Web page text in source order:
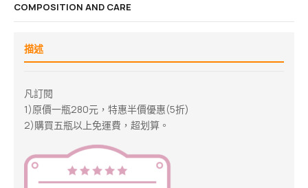
COMPOSITION AND CARE
描述
凡訂閱
1)原價一瓶280元，特惠半價優惠(5折)
2)購買五瓶以上免運費，超划算。